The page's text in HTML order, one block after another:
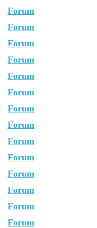
Forum
Forum
Forum
Forum
Forum
Forum
Forum
Forum
Forum
Forum
Forum
Forum
Forum
Forum